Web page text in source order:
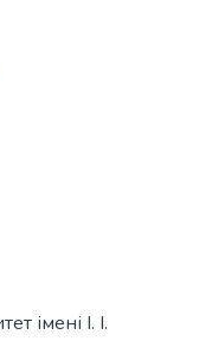
імені І. І.